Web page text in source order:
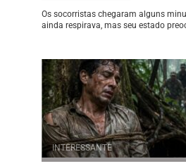
Os socorristas chegaram alguns
ainda respirava, mas seu estado
INTERESSANTE